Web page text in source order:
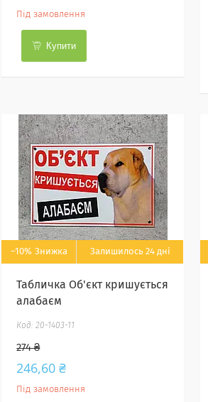
Під замовлення
Купити
–10% Залишилось 24 дні
Табличка Об'єкт кришується
алабаєм
20-1403-11
274 ₴
246,60 ₴
Під замовлення